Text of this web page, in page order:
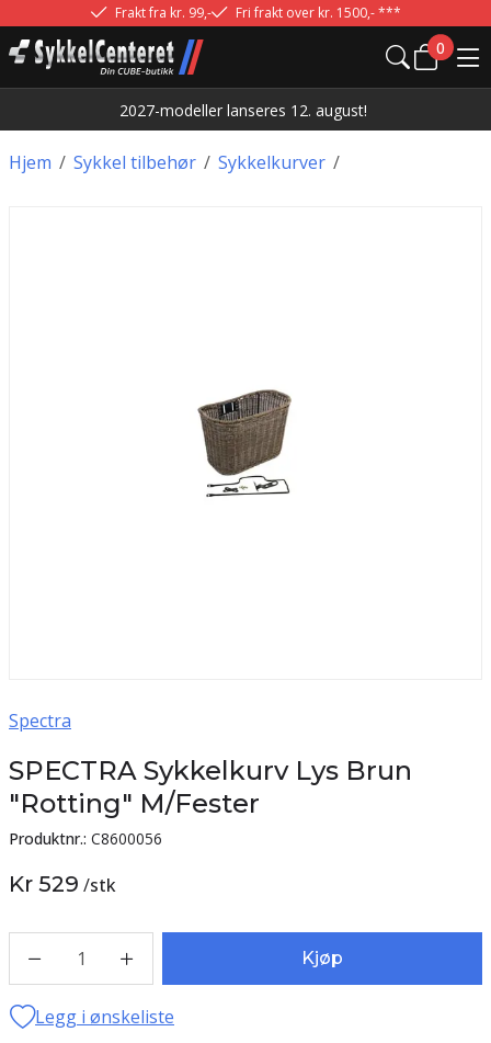
Frakt fra kr. 99,- Fri frakt over kr. 1500,- ***
0
2027-modeller lanseres 12. august!
/
Hjem /
Sykkel tilbehør /
Sykkelkurver
Spectra
SPECTRA Sykkelkurv Lys Brun
"Rotting" M/Fester
Produktnr.: C8600056
Kr 529 /stk
1 Kjøp
Legg i ønskeliste